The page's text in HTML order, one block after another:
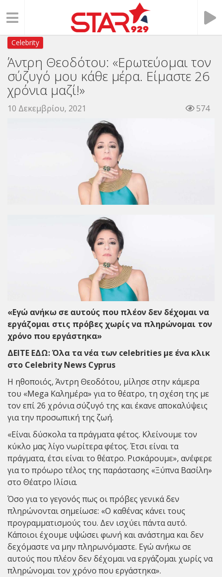
Celebrity
Άντρη Θεοδότου: «Ερωτεύομαι τον
σύζυγό μου κάθε μέρα. Είμαστε 26
χρόνια μαζί!»
10 Δεκεμβρίου, 2021 574
«Εγώ ανήκω σε αυτούς που πλέον δεν δέχομαι να
εργάζομαι στις πρόβες χωρίς να πληρώνομαι τον
χρόνο που εργάστηκα»
ΔΕΙΤΕ ΕΔΩ:Όλα τα νέα των celebrities με ένα κλικ
στο Celebrity News Cyprus
Η ηθοποιός, Άντρη Θεοδότου, μίλησε στην κάμερα
του «Mega Καλημέρα» για το θέατρο, τη σχέση της με
τον επί 26 χρόνια σύζυγό της και έκανε αποκαλύψεις
για την προσωπική της ζωή.
«Είναι δύσκολα τα πράγματα φέτος. Κλείνουμε τον
κύκλο μας λίγο νωρίτερα φέτος. Έτσι είναι τα
πράγματα, έτσι είναι το θέατρο. Ρισκάρουμε», ανέφερε
για το πρόωρο τέλος της παράστασης «Ξύπνα Βασίλη»
στο Θέατρο Ιλίσια.
Όσο για το γεγονός πως οι πρόβες γενικά δεν
πληρώνονται σημείωσε: «Ο καθένας κάνει τους
προγραμματισμούς του. Δεν ισχύει πάντα αυτό.
Κάποιοι έχουμε υψώσει φωνή και ανάστημα και δεν
δεχόμαστε να μην πληρωνόμαστε. Εγώ ανήκω σε
αυτούς που πλέον δεν δέχομαι να εργάζομαι χωρίς να
πληρώνομαι τον χρόνο που εργάστηκα».